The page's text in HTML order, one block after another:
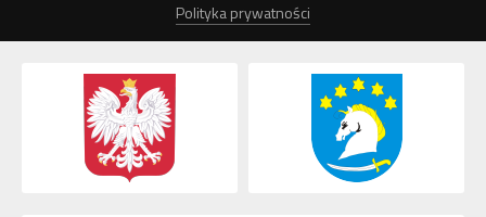
Polityka prywatności